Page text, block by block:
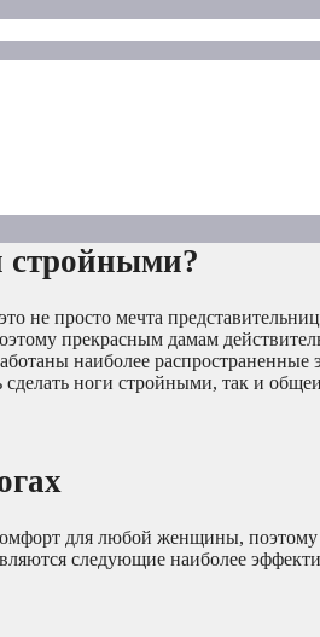
стройными?
не просто мечта
прекрасным дамам
наиболее
ноги стройными, так и
для любой женщины, поэтому
следующие наиболее